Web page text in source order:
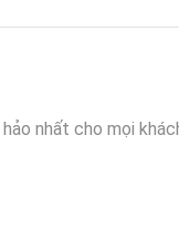
nhất cho mọi